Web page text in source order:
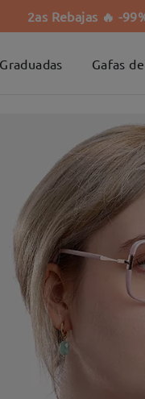
2as Rebajas 🔥 -
Gafas